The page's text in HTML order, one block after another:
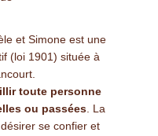
et Simone est une
(loi 1901) située à
toute personne
ou passées. La
se confier et